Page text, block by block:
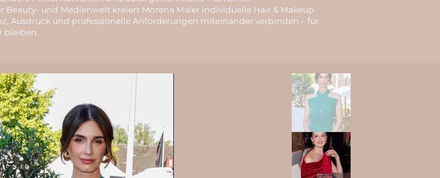
Beauty- und Medienwelt kreiert Morena Maier individuelle Hair & Makeup
Ausdruck und professionelle Anforderungen miteinander verbinden – für
bleiben.